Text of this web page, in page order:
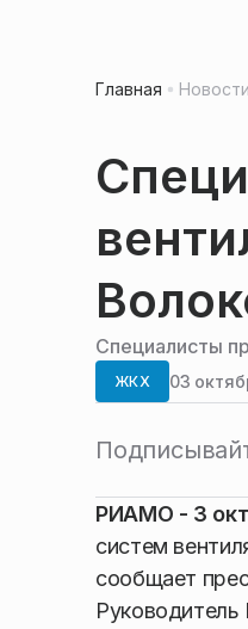
Главная Новости
Специалисты
ЖКХ 03
РИАМО - 3
систем
сообщает